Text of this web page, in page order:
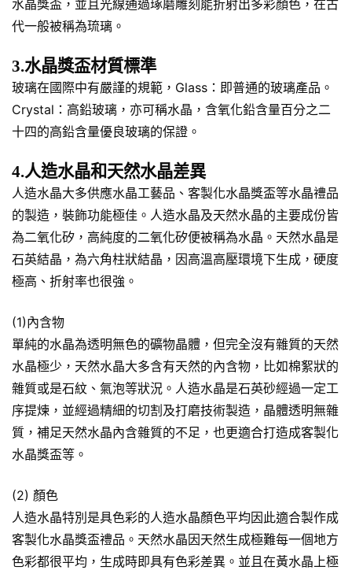
水晶獎盃，並且光線通過琢磨雕刻能折射出多彩顏色，在古
代一般被稱為琉璃。
3.水晶獎盃材質標準
玻璃在國際中有嚴謹的規範，Glass：即普通的玻璃產品。
Crystal：高鉛玻璃，亦可稱水晶，含氧化鉛含量百分之二
十四的高鉛含量優良玻璃的保證。
4.人造水晶和天然水晶差異
人造水晶大多供應水晶工藝品、客製化水晶獎盃等水晶禮品
的製造，裝飾功能極佳。人造水晶及天然水晶的主要成份皆
為二氧化矽，高純度的二氧化矽便被稱為水晶。天然水晶是
石英結晶，為六角柱狀結晶，因高溫高壓環境下生成，硬度
極高、折射率也很強。
(1)內含物
單純的水晶為透明無色的礦物晶體，但完全沒有雜質的天然
水晶極少，天然水晶大多含有天然的內含物，比如棉絮狀的
雜質或是石紋、氣泡等狀況。人造水晶是石英砂經過一定工
序提煉，並經過精細的切割及打磨技術製造，晶體透明無雜
質，補足天然水晶內含雜質的不足，也更適合打造成客製化
水晶獎盃等。
(2) 顏色
人造水晶特別是具色彩的人造水晶顏色平均因此適合製作成
客製化水晶獎盃禮品。天然水晶因天然生成極難每一個地方
色彩都很平均，生成時即具有色彩差異。並且在黃水晶上極